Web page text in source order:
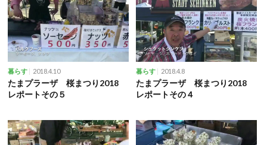
暮らす 2018.4.10
たまプラーザ 桜まつり2018
レポートその５
暮らす 2018.4.8
たまプラーザ 桜まつり2018
レポートその４